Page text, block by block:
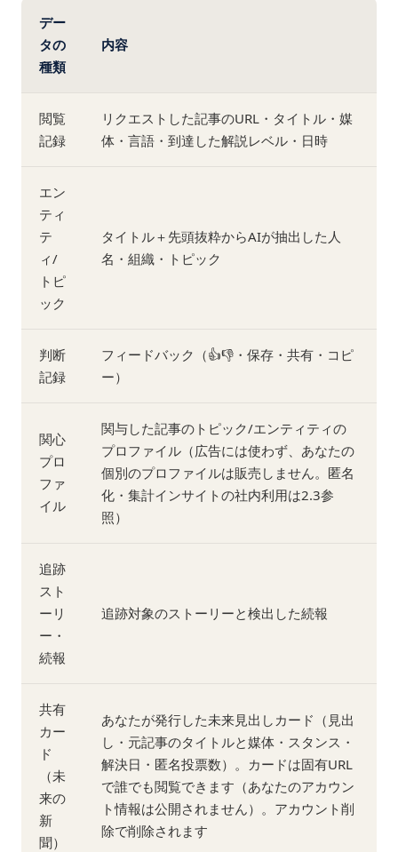
デー
タの
種類
内容
閲覧
記録
リクエストした記事のURL・タイトル・媒
体・言語・到達した解説レベル・日時
エン
ティ
テ
ィ/
トピ
ック
タイトル＋先頭抜粋からAIが抽出した人
名・組織・トピック
判断
記録
フィードバック（👍👎・保存・共有・コピ
ー）
関心
プロ
ファ
イル
関与した記事のトピック/エンティティの
プロファイル（広告には使わず、あなたの
個別のプロファイルは販売しません。匿名
化・集計インサイトの社内利用は2.3参
照）
追跡
スト
ーリ
ー・
続報
追跡対象のストーリーと検出した続報
共有
カー
ド
（未
来の
新
聞）
あなたが発行した未来見出しカード（見出
し・元記事のタイトルと媒体・スタンス・
解決日・匿名投票数）。カードは固有URL
で誰でも閲覧できます（あなたのアカウン
ト情報は公開されません）。アカウント削
除で削除されます